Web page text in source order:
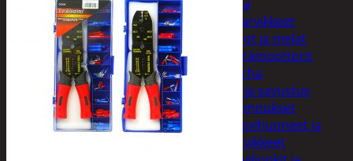
Veneet ja
veneilytarvikkeet
Airot ja melat
Perämoottorit
Piha ja puutarha
Grillaus ja savustus
Piharakennukset
Kasvihuoneet ja
tarvikkeet